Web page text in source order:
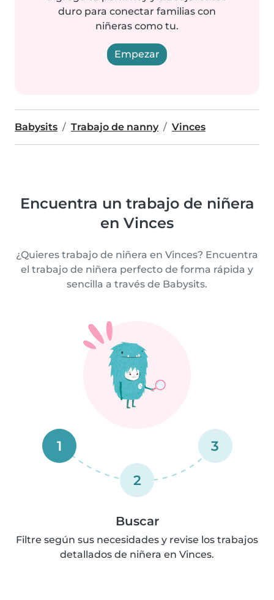
duro para conectar familias con
niñeras como tu.
Empezar
Babysits Trabajo de nanny Vinces
Encuentra un trabajo de niñera
en Vinces
¿Quieres trabajo de niñera en Vinces? Encuentra
el trabajo de niñera perfecto de forma rápida y
sencilla a través de Babysits.
1
2
3
Buscar
Filtre según sus necesidades y revise los trabajos
detallados de niñera en Vinces.